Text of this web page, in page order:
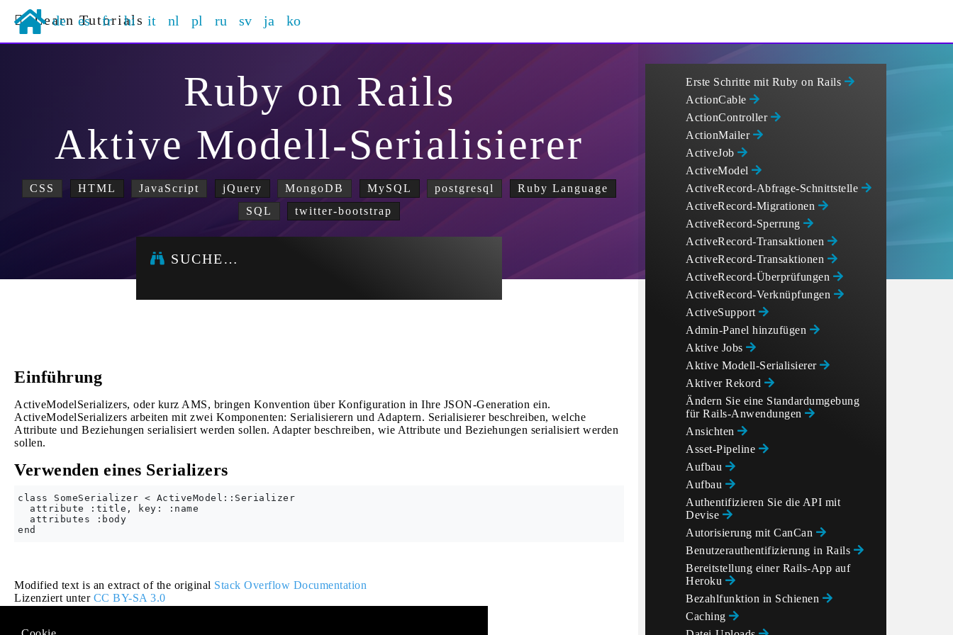
Learn Tutorials
de es fr hi it nl pl ru sv ja ko
Ruby on Rails
Aktive Modell-Serialisierer
CSS HTML JavaScript jQuery MongoDB MySQL postgresql
Ruby Language
SQL
twitter-bootstrap
SUCHE…
Einführung
ActiveModelSerializers, oder kurz AMS, bringen Konvention über Konfiguration in Ihre JSON-Generation ein.
ActiveModelSerializers arbeiten mit zwei Komponenten: Serialisierern und Adaptern. Serialisierer beschreiben, welche
Attribute und Beziehungen serialisiert werden sollen. Adapter beschreiben, wie Attribute und Beziehungen serialisiert werden
sollen.
Verwenden eines Serializers
class SomeSerializer < ActiveModel::Serializer
  attribute :title, key: :name
  attributes :body
Modified text is an extract of the original Stack Overflow Documentation
Lizenziert unter CC BY-SA 3.0
Erste Schritte mit Ruby on Rails
ActionCable
ActionController
ActionMailer
ActiveJob
ActiveModel
ActiveRecord-Abfrage-Schnittstelle
ActiveRecord-Migrationen
ActiveRecord-Sperrung
ActiveRecord-Transaktionen
ActiveRecord-Transaktionen
ActiveRecord-Überprüfungen
ActiveRecord-Verknüpfungen
ActiveSupport
Admin-Panel hinzufügen
Aktive Jobs
Aktive Modell-Serialisierer
Aktiver Rekord
Ändern Sie eine Standardumgebung
für Rails-Anwendungen
Ansichten
Asset-Pipeline
Aufbau
Aufbau
Authentifizieren Sie die API mit
Devise
Autorisierung mit CanCan
Benutzerauthentifizierung in Rails
Bereitstellung einer Rails-App auf
Heroku
Bezahlfunktion in Schienen
Caching